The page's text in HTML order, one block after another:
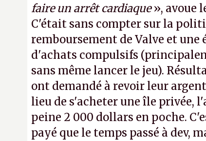
faire un arrêt cardiaque», avoue
C'était sans compter sur la
remboursement de Valve et une
d'achats compulsifs
sans même lancer le jeu).
ont demandé à revoir leur
lieu de s'acheter une île privée,
peine 2 000 dollars en poche.
payé que le temps passé à dev,